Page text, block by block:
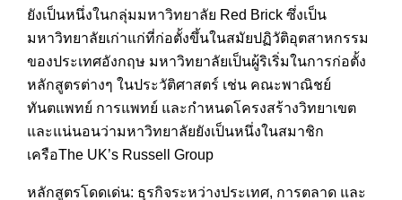
ยังเป็นหนึ่งในกลุ่มมหาวิทยาลัย Red Brick ซึ่งเป็น
มหาวิทยาลัยเก่าแก่ที่ก่อตั้งขึ้นในสมัยปฏิวัติอุตสาหกรรม
ของประเทศอังกฤษ มหาวิทยาลัยเป็นผู้ริเริ่มในการก่อตั้ง
หลักสูตรต่างๆ ในประวัติศาสตร์ เช่น คณะพาณิชย์
ทันตแพทย์ การแพทย์ และกำหนดโครงสร้างวิทยาเขต
และแน่นอนว่ามหาวิทยาลัยยังเป็นหนึ่งในสมาชิก
เครือThe UK’s Russell Group
หลักสูตรโดดเด่น: ธุรกิจระหว่างประเทศ, การตลาด และ